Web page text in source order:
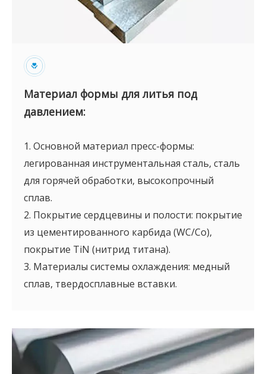
Материал формы для литья под
давлением:
1. Основной материал пресс-формы:
легированная инструментальная сталь, сталь
для горячей обработки, высокопрочный
сплав.
2. Покрытие сердцевины и полости: покрытие
из цементированного карбида (WC/Co),
покрытие TiN (нитрид титана).
3. Материалы системы охлаждения: медный
сплав, твердосплавные вставки.